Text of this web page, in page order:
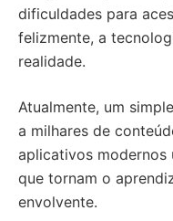
dificuldades para
felizmente, a
realidade.
Atualmente, um
a milhares de
aplicativos modernos
que tornam o
envolvente.